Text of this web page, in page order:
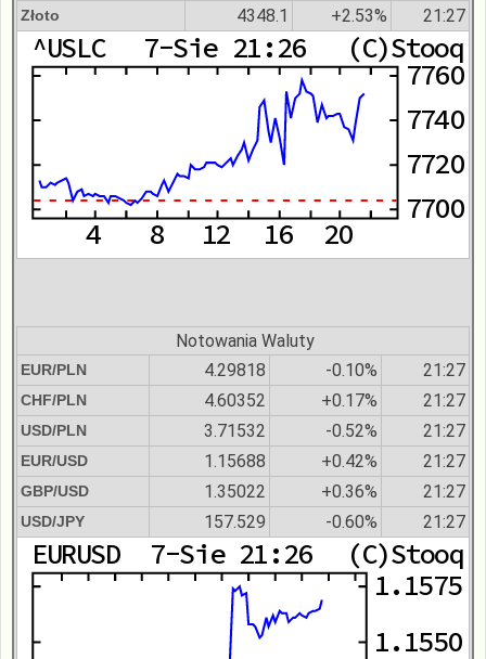
Złoto 4348.1 +2.53% 21:27
Notowania Waluty
EUR/PLN 4.29818 -0.10% 21:27
CHF/PLN 4.60352 +0.17% 21:27
USD/PLN 3.71532 -0.52% 21:27
EUR/USD 1.15688 +0.42% 21:27
GBP/USD 1.35022 +0.36% 21:27
USD/JPY 157.529 -0.60% 21:27